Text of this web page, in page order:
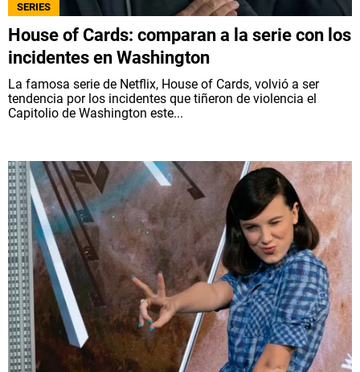
SERIES
House of Cards: comparan a la serie con los
incidentes en Washington
La famosa serie de Netflix, House of Cards, volvió a ser
tendencia por los incidentes que tiñeron de violencia el
Capitolio de Washington este...